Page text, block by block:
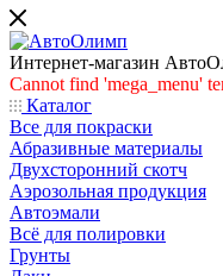
Интернет-магазин
Cannot find 'mega_menu'
Каталог
Все для покраски
Абразивные материалы
Двухсторонний скотч
Аэрозольная продукция
Автоэмали
Всё для полировки
Грунты